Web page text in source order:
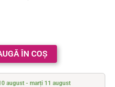
ÎN COȘ
august - marți 11 august